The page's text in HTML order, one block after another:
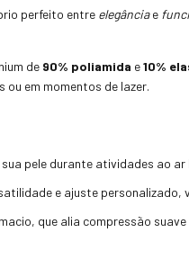
perfeito entre elegânciae
de 90% poliamida e10%
em momentos de lazer.
pele durante atividades ao
e ajuste personalizado,
que alia compressão